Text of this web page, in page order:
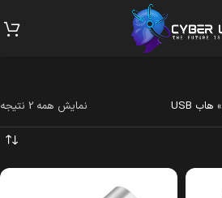
» هاب USB نمایش همه 2 نتیجه